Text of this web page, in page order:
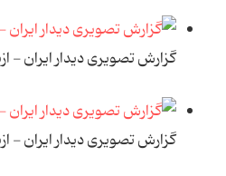
گزارش تصویری دیدار ایران -
گزارش تصویری دیدار ایران -